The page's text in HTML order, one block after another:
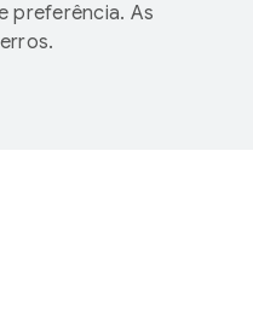
preferência. As